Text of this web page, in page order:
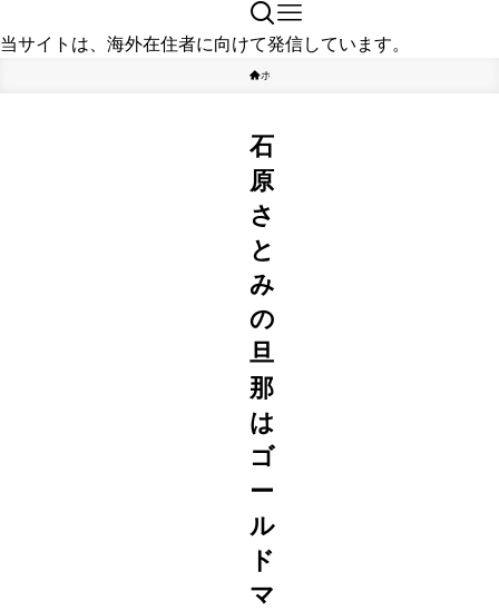
当サイトは、海外在住者に向けて発信しています。
ホーム
石
原
さ
と
み
の
旦
那
は
ゴ
ー
ル
ド
マ